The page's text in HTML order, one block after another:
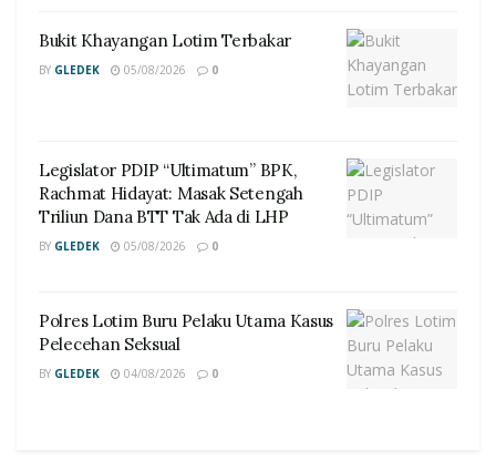
Bukit Khayangan Lotim Terbakar
BY GLEDEK 05/08/2026 0
Legislator PDIP “Ultimatum” BPK,
Rachmat Hidayat: Masak Setengah
Triliun Dana BTT Tak Ada di LHP
BY GLEDEK 05/08/2026 0
Polres Lotim Buru Pelaku Utama Kasus
Pelecehan Seksual
BY GLEDEK 04/08/2026 0